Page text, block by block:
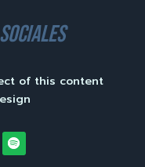
of this content